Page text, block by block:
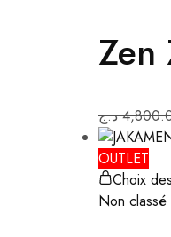
Zen
د.ج
OUTLET
Choix
Non classé